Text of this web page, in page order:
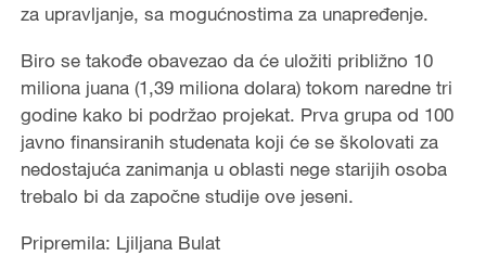
za upravljanje, sa mogućnostima za unapređenje.
Biro se takođe obavezao da će uložiti približno 10
miliona juana (1,39 miliona dolara) tokom naredne tri
godine kako bi podržao projekat. Prva grupa od 100
javno finansiranih studenata koji će se školovati za
nedostajuća zanimanja u oblasti nege starijih osoba
trebalo bi da započne studije ove jeseni.
Pripremila: Ljiljana Bulat